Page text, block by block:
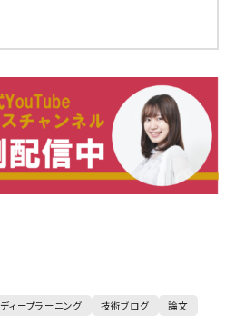
ディープラーニング 技術ブログ 論文